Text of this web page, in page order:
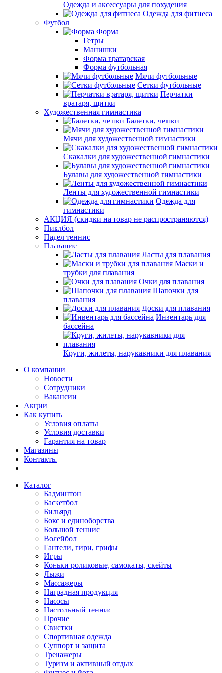
Одежда и аксессуары для похудения
Одежда для фитнеса
Футбол
Форма
Гетры
Манишки
Форма вратарская
Форма футбольная
Мячи футбольные
Сетки футбольные
Перчатки
вратаря, щитки
Художественная гимнастика
Балетки, чешки
Мячи для художественной гимнастики
Скакалки для художественной гимнастики
Булавы для художественной гимнастики
Ленты для художественной гимнастики
Одежда для
гимнастики
АКЦИЯ (скидки на товар не распространяются)
Пиклбол
Падел теннис
Плавание
Ласты для плавания
Маски и
трубки для плавания
Очки для плавания
Шапочки для
плавания
Доски для плавания
Инвентарь для
бассейна
Круги, жилеты, нарукавники для плавания
О компании
Новости
Сотрудники
Вакансии
Акции
Как купить
Условия оплаты
Условия доставки
Гарантия на товар
Магазины
Контакты
Каталог
Бадминтон
Баскетбол
Бильярд
Бокс и единоборства
Большой теннис
Волейбол
Гантели, гири, грифы
Игры
Коньки роликовые, самокаты, скейты
Лыжи
Массажеры
Наградная продукция
Насосы
Настольный теннис
Прочие
Свистки
Спортивная одежда
Суппорт и защита
Тренажеры
Туризм и активный отдых